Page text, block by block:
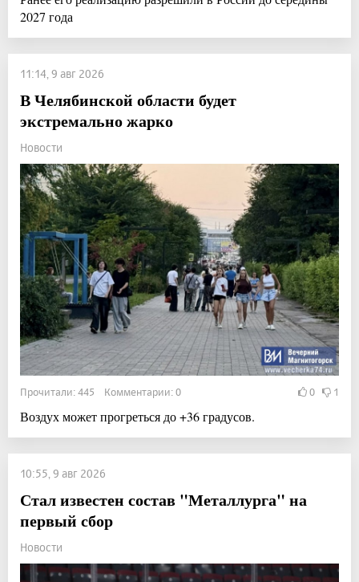
2027 года
11:14, 9 авг 2026
В Челябинской области будет
экстремально жарко
Новости
Прочитали: 445 Комментарии: 0 0 1
Воздух может прогреться до +36 градусов.
10:55, 9 авг 2026
Стал известен состав "Металлурга" на
первый сбор
Новости